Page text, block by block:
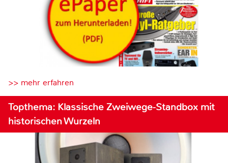
>> mehr erfahren
Topthema: Klassische Zweiwege-Standbox mit
historischen Wurzeln